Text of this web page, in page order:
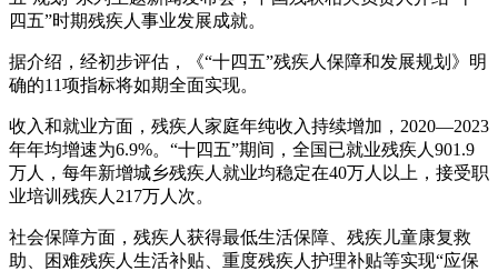
四五”时期残疾人事业发展成就。
据介绍，经初步评估，《“十四五”残疾人保障和发展规划》明
确的11项指标将如期全面实现。
收入和就业方面，残疾人家庭年纯收入持续增加，2020—2023
年年均增速为6.9%。“十四五”期间，全国已就业残疾人901.9
万人，每年新增城乡残疾人就业均稳定在40万人以上，接受职
业培训残疾人217万人次。
社会保障方面，残疾人获得最低生活保障、残疾儿童康复救
助、困难残疾人生活补贴、重度残疾人护理补贴等实现“应保